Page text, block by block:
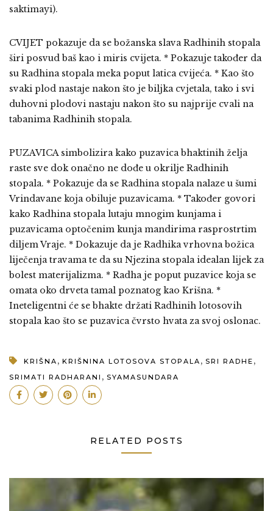
saktimayi).
CVIJET pokazuje da se božanska slava Radhinih stopala
širi posvud baš kao i miris cvijeta. * Pokazuje također da
su Radhina stopala meka poput latica cvijeća. * Kao što
svaki plod nastaje nakon što je biljka cvjetala, tako i svi
duhovni plodovi nastaju nakon što su najprije cvali na
tabanima Radhinih stopala.
PUZAVICA simbolizira kako puzavica bhaktinih želja
raste sve dok onačno ne dođe u okrilje Radhinih
stopala. * Pokazuje da se Radhina stopala nalaze u šumi
Vrindavane koja obiluje puzavicama. * Također govori
kako Radhina stopala lutaju mnogim kunjama i
puzavicama optočenim kunja mandirima rasprostrtim
diljem Vraje. * Dokazuje da je Radhika vrhovna božica
liječenja travama te da su Njezina stopala idealan lijek za
bolest materijalizma. * Radha je poput puzavice koja se
omata oko drveta tamal poznatog kao Krišna. *
Ineteligentni će se bhakte držati Radhinih lotosovih
stopala kao što se puzavica čvrsto hvata za svoj oslonac.
KRIŠNA , KRIŠNINA LOTOSOVA STOPALA , SRI RADHE ,
SRIMATI RADHARANI , SYAMASUNDARA
RELATED POSTS